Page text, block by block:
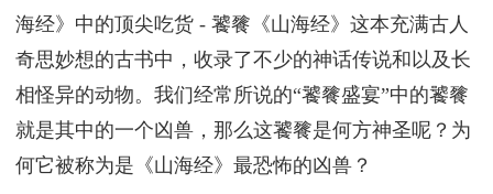
海经》中的顶尖吃货 - 饕餮《山海经》这本充满古人
奇思妙想的古书中，收录了不少的神话传说和以及长
相怪异的动物。我们经常所说的“饕餮盛宴”中的饕餮
就是其中的一个凶兽，那么这饕餮是何方神圣呢？为
何它被称为是《山海经》最恐怖的凶兽？